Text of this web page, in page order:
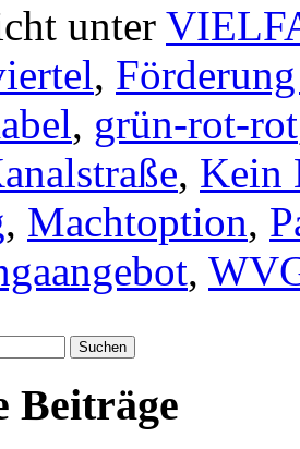
unter
,
, grün-rot-rot
, Kein
, Machtoption,
,
Beiträge